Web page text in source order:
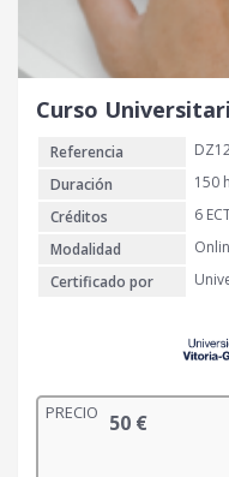
Curso
Referencia
Duración
150
Créditos
6
Modalidad
Certificado por
PRECIO 50 €